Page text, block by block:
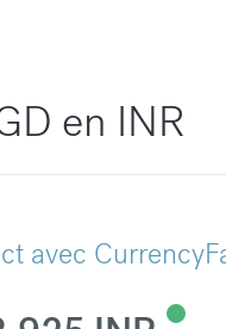
en INR
avec